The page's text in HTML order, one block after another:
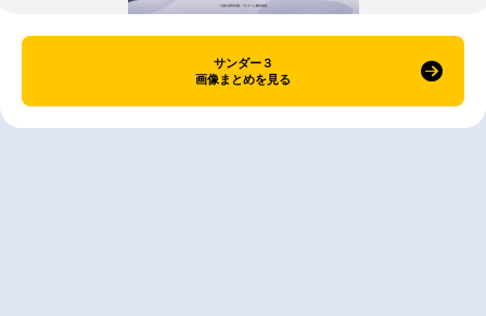
サンダー３
画像まとめを見る